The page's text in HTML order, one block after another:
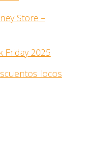
Store –
Friday 2025
locos